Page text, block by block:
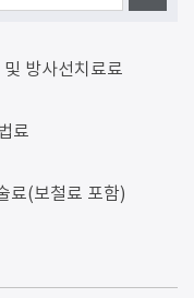
및 방사선치료료
료
료(보철료 포함)